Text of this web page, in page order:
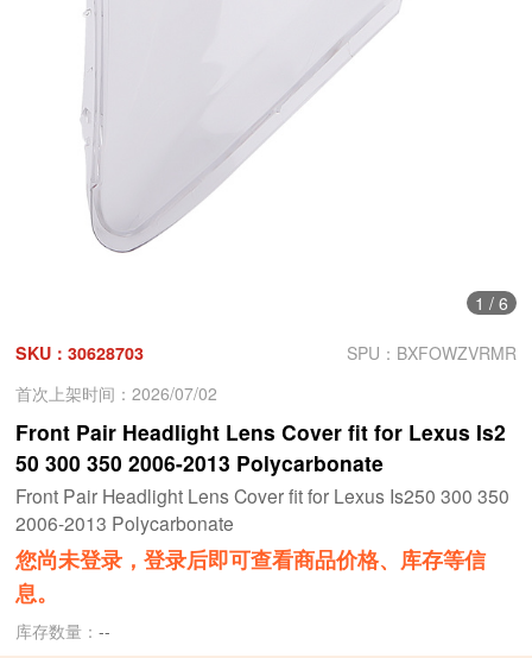
1 / 6
SKU：30628703
SPU：BXFOWZVRMR
首次上架时间：2026/07/02
Front Pair Headlight Lens Cover fit for Lexus Is2
50 300 350 2006-2013 Polycarbonate
Front Pair Headlight Lens Cover fit for Lexus Is250 300 350
2006-2013 Polycarbonate
您尚未登录，登录后即可查看商品价格、库存等信
息。
库存数量：--